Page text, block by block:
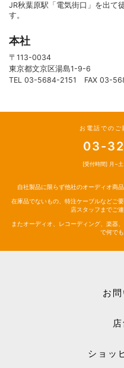
JR秋葉原駅「電気街口」を出て
す。
本社
〒113-0034
東京都文京区湯島1-9-6
TEL 03-5684-2151 FAX 03-
お電話でのご
03-
[受付時間] 月~
自社製品に限らず他社のオーディオ商
在庫品でないもの、特注ケーブルなどご
店スタッフまでご
またオーディオ、レコーディング、楽器
で何で
お
ショッ